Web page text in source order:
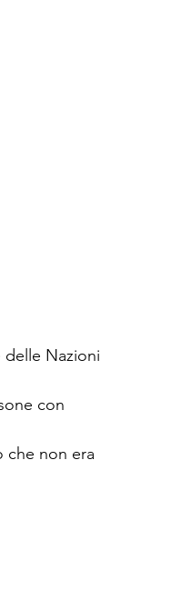
delle Nazioni
con
che non era